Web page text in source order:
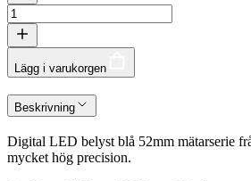
Lägg i varukorgen
Beskrivning
Digital LED belyst blå 52mm mätarserie
mycket hög precision.